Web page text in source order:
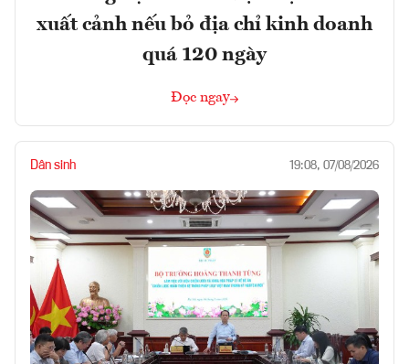
xuất cảnh nếu bỏ địa chỉ kinh doanh
quá 120 ngày
Đọc ngay
Dân sinh 19:08, 07/08/2026